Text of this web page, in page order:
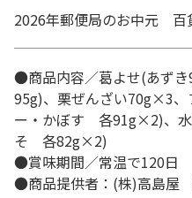
2026年郵便局のお中元 百
●商品内容／葛よせ(あず
95g)、栗ぜんざい70g×3、
ー・かぼす 各91g×2)、水
そ 各82g×2)
●賞味期間／常温で120日
●商品提供者：(株)高島屋